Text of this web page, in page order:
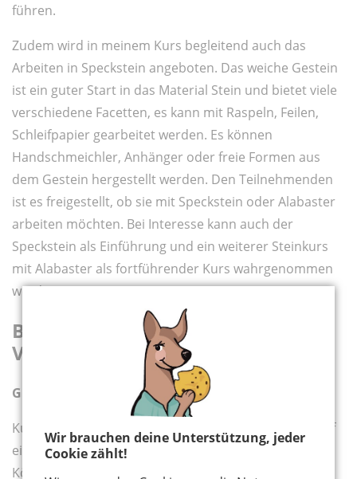
Wir brauchen deine Unterstützung, jeder
Cookie zählt!
führen.
Zudem wird in meinem Kurs begleitend auch das
Arbeiten in Speckstein angeboten. Das weiche Gestein
ist ein guter Start in das Material Stein und bietet viele
verschiedene Facetten, es kann mit Raspeln, Feilen,
Schleifpapier gearbeitet werden. Es können
Handschmeichler, Anhänger oder freie Formen aus
dem Gestein hergestellt werden. Den Teilnehmenden
ist es freigestellt, ob sie mit Speckstein oder Alabaster
arbeiten möchten. Bei Interesse kann auch der
Speckstein als Einführung und ein weiterer Steinkurs
mit Alabaster als fortführender Kurs wahrgenommen
werden.
Beschreibung des
Veranstaltungsortes
Gut Neuenhof
Kunst im alten Pferdestall mit gemütlichem Kamin auf
einem alten Bauernhof an der westlichen Stadtgrenze
Kölns. Wir haben viel Platz, um eure Ideen zu bauen,